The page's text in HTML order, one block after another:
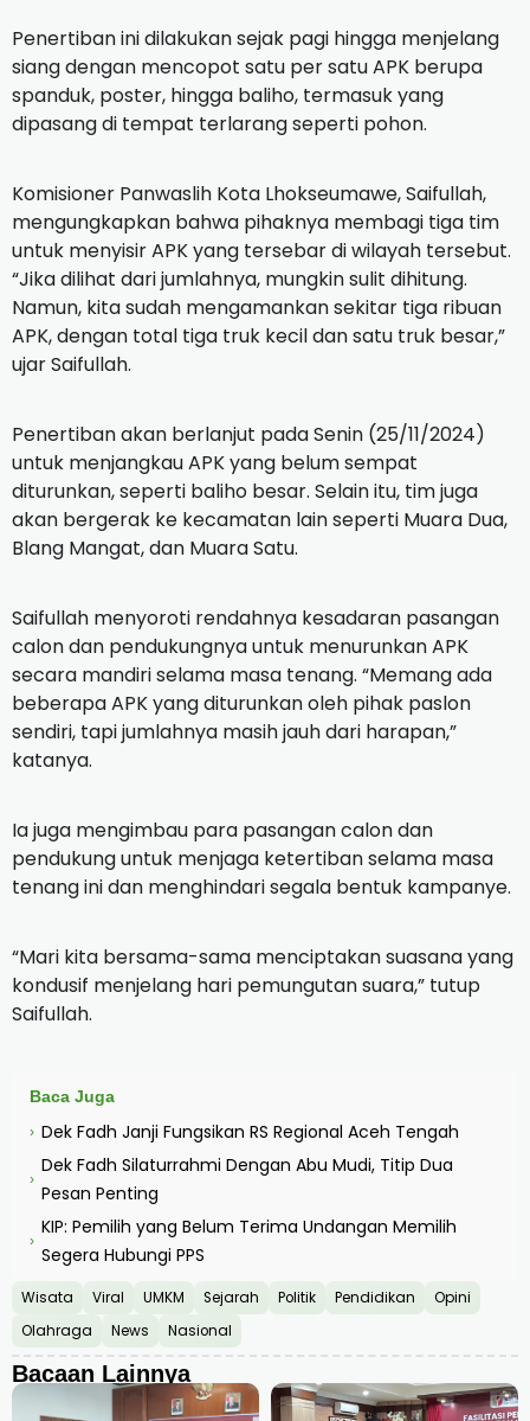
Penertiban ini dilakukan sejak pagi hingga menjelang
siang dengan mencopot satu per satu APK berupa
spanduk, poster, hingga baliho, termasuk yang
dipasang di tempat terlarang seperti pohon.
Komisioner Panwaslih Kota Lhokseumawe, Saifullah,
mengungkapkan bahwa pihaknya membagi tiga tim
untuk menyisir APK yang tersebar di wilayah tersebut.
“Jika dilihat dari jumlahnya, mungkin sulit dihitung.
Namun, kita sudah mengamankan sekitar tiga ribuan
APK, dengan total tiga truk kecil dan satu truk besar,”
ujar Saifullah.
Penertiban akan berlanjut pada Senin (25/11/2024)
untuk menjangkau APK yang belum sempat
diturunkan, seperti baliho besar. Selain itu, tim juga
akan bergerak ke kecamatan lain seperti Muara Dua,
Blang Mangat, dan Muara Satu.
Saifullah menyoroti rendahnya kesadaran pasangan
calon dan pendukungnya untuk menurunkan APK
secara mandiri selama masa tenang. “Memang ada
beberapa APK yang diturunkan oleh pihak paslon
sendiri, tapi jumlahnya masih jauh dari harapan,”
katanya.
Ia juga mengimbau para pasangan calon dan
pendukung untuk menjaga ketertiban selama masa
tenang ini dan menghindari segala bentuk kampanye.
“Mari kita bersama-sama menciptakan suasana yang
kondusif menjelang hari pemungutan suara,” tutup
Saifullah.
Baca Juga
› Dek Fadh Janji Fungsikan RS Regional Aceh Tengah
›
Dek Fadh Silaturrahmi Dengan Abu Mudi, Titip Dua
Pesan Penting
›
KIP: Pemilih yang Belum Terima Undangan Memilih
Segera Hubungi PPS
Wisata Viral UMKM Sejarah Politik Pendidikan
Opini
Olahraga
News Nasional
Bacaan Lainnya